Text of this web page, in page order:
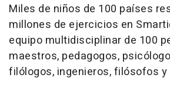
Miles de niños de 100 países
millones de ejercicios en
equipo multidisciplinar de 100
maestros, pedagogos,
filólogos, ingenieros, filósofos y